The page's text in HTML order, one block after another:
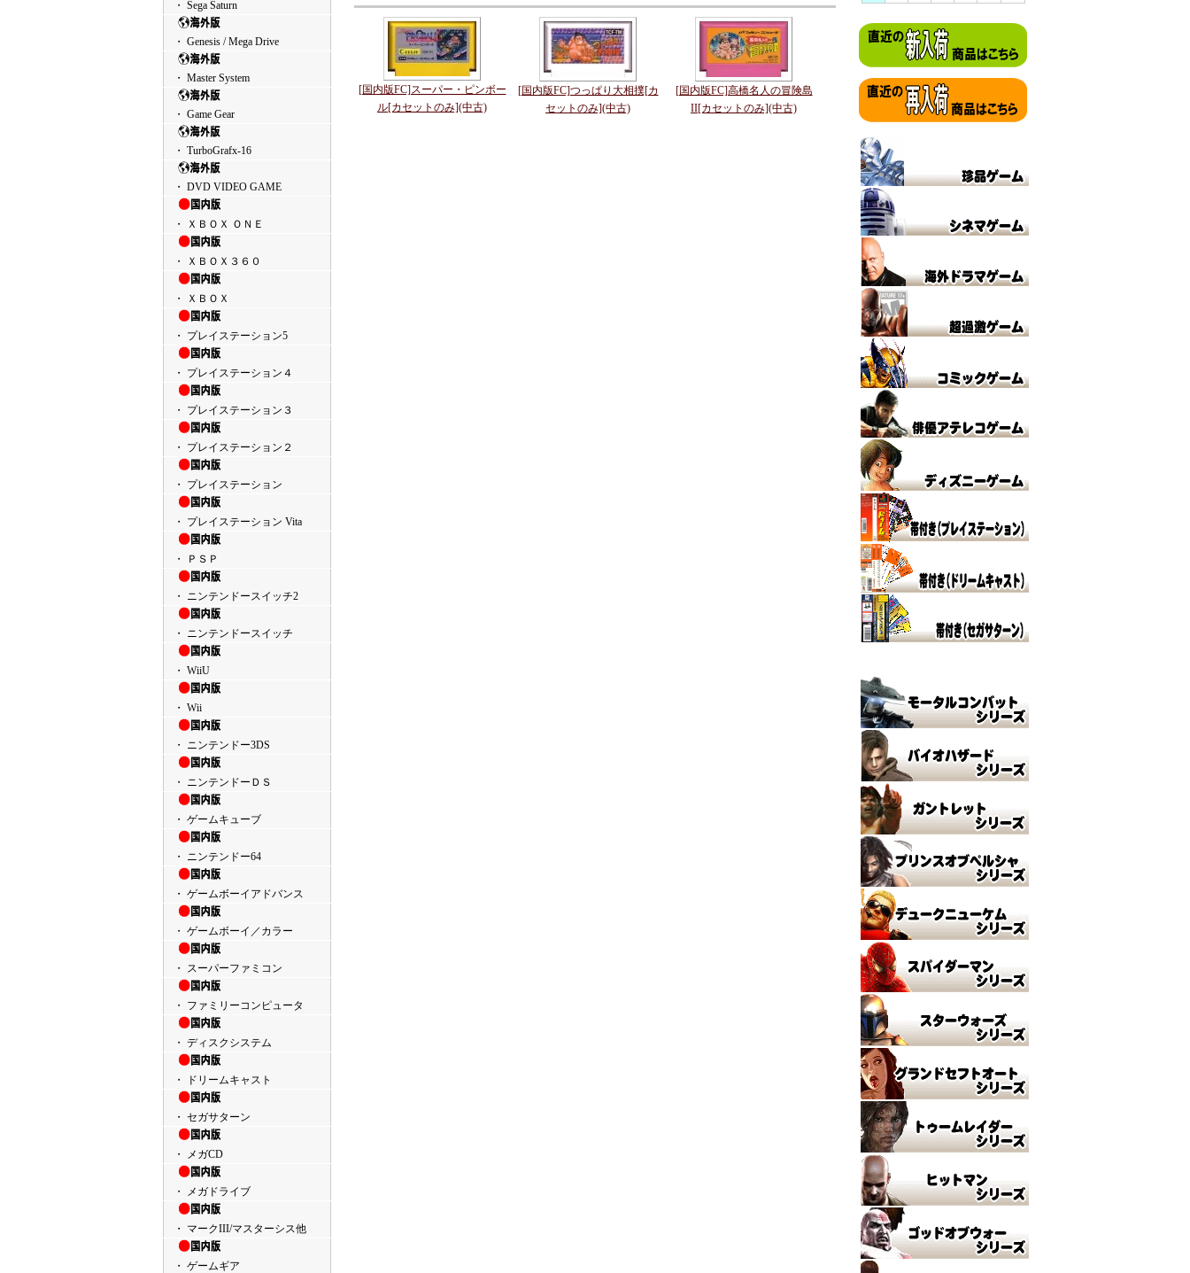
・ Sega Saturn
・ Genesis / Mega Drive
・ Master System
・ Game Gear
・ TurboGrafx-16
・ DVD VIDEO GAME
・ ＸＢＯＸ ＯＮＥ
・ ＸＢＯＸ３６０
・ ＸＢＯＸ
・ プレイステーション5
・ プレイステーション４
・ プレイステーション３
・ プレイステーション２
・ プレイステーション
・ プレイステーション Vita
・ ＰＳＰ
・ ニンテンドースイッチ2
・ ニンテンドースイッチ
・ WiiU
・ Wii
・ ニンテンドー3DS
・ ニンテンドーＤＳ
・ ゲームキューブ
・ ニンテンドー64
・ ゲームボーイアドバンス
・ ゲームボーイ／カラー
・ スーパーファミコン
・ ファミリーコンピュータ
・ ディスクシステム
・ ドリームキャスト
・ セガサターン
・ メガCD
・ メガドライブ
・ マークIII/マスターシス他
・ ゲームギア
[国内版FC]スーパー・ピンボー
ル[カセットのみ](中古)
[国内版FC]つっぱり大相撲[カ
セットのみ](中古)
[国内版FC]高橋名人の冒険島
II[カセットのみ](中古)